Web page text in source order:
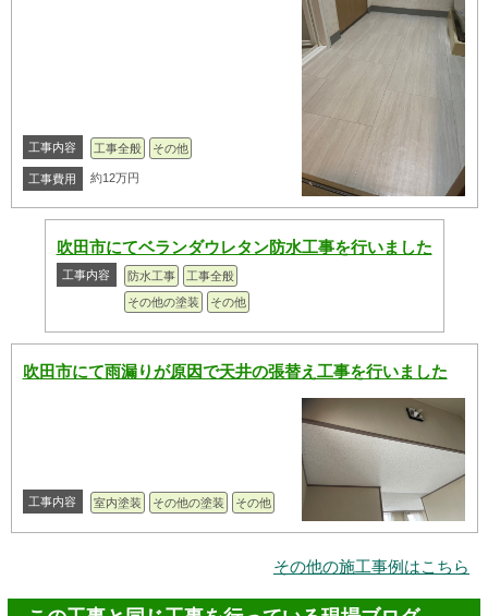
工事内容 工事全般 その他
工事費用 約12万円
吹田市にてベランダウレタン防水工事を行いました
工事内容 防水工事
工事全般
その他の塗装
その他
吹田市にて雨漏りが原因で天井の張替え工事を行いました
工事内容 室内塗装 その他の塗装 その他
その他の施工事例はこちら